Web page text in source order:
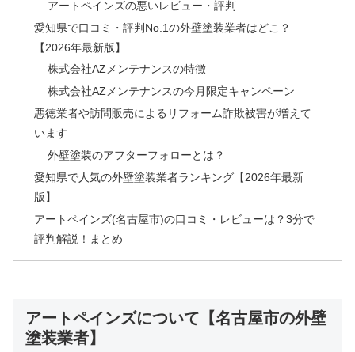
アートペインズの悪いレビュー・評判
愛知県で口コミ・評判No.1の外壁塗装業者はどこ？
【2026年最新版】
株式会社AZメンテナンスの特徴
株式会社AZメンテナンスの今月限定キャンペーン
悪徳業者や訪問販売によるリフォーム詐欺被害が増えて
います
外壁塗装のアフターフォローとは？
愛知県で人気の外壁塗装業者ランキング【2026年最新
版】
アートペインズ(名古屋市)の口コミ・レビューは？3分で
評判解説！まとめ
アートペインズについて【名古屋市の外壁
塗装業者】